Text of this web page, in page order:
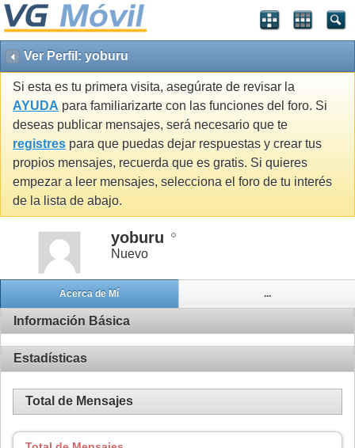
Ver Perfil: yoburu
Si esta es tu primera visita, asegúrate de revisar la
AYUDA para familiarizarte con las funciones del foro. Si
deseas publicar mensajes, será necesario que te
registres para que puedas dejar respuestas y crear tus
propios mensajes, recuerda que es gratis. Si quieres
empezar a leer mensajes, selecciona el foro de tu interés
de la lista de abajo.
yoburu
Nuevo
Acerca de Mí ...
Información Básica
Estadísticas
Total de Mensajes